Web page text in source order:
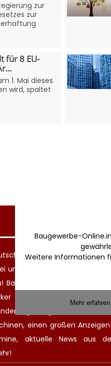
zur
zur
für 8 EU-
1. Mai dieses
wird, spaltet
Baugewerbe.
uns werden Sie gefunden
Bauherren finden kompetente
oder Architekten. Alle
günstige Zulieferer für
einen großen
, aktuelle News aus
Baugewerbe-
Weitere Informationen
Mehr erfahren